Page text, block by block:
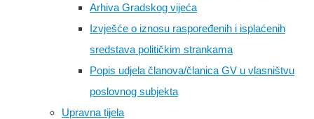
Arhiva Gradskog vijeća
Izvješće o iznosu raspoređenih i isplaćenih
sredstava političkim strankama
Popis udjela članova/članica GV u vlasništvu
poslovnog subjekta
Upravna tijela